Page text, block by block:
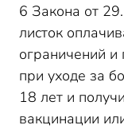
6 Закона от
листок
ограничений
при уходе за
18 лет и
вакцинации